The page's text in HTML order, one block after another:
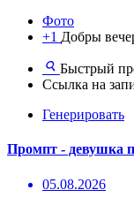
Фото
+1 Добры
Быстрый
Ссылка на
Генерировать
Промпт - девушка
05.08.2026